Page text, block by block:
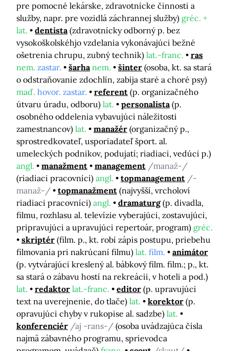
pre pomocné lekárske, zdravotnícke činnosti a
služby, napr. pre vozidlá záchrannej služby) gréc. +
lat.
dentista (zdravotnícky odborný p. bez
vysokoškolskéhjo vzdelania vykonávajúci bežné
ošetrenia chrupu, zubný technik) lat.-franc.
ras
nem. zastar. šarha nem. šinter (osoba, kt. sa stará
o odstraňovanie zdochlín, zabíja staré a choré psy)
maď. hovor. zastar. referent (p. organizačného
útvaru úradu, odboru) lat. personalista (p.
osobného oddelenia vybavujúci náležitosti
zamestnancov) lat. manažér (organizačný p.,
sprostredkovateľ, usporiadateľ šport. al.
umeleckých podnikov, podujatí; riadiaci, vedúci p.)
angl.
manažment management /manaž-/
(riadiaci pracovníci) angl. topmanagement /-
manaž-/
topmanažment (najvyšší, vrcholoví
riadiaci pracovníci) angl. dramaturg (p. divadla,
filmu, rozhlasu al. televízie vyberajúci, zostavujúci,
pripravujúci a upravujúci repertoár, program) gréc.
skriptér (film. p., kt. robí zápis postupu, priebehu
filmovania pri nakrúcaní filmu) lat. film.
animátor
(p. vytvárajúci kreslený al. bábkový film. film.; p., kt.
sa stará o zábavu hostí na rekreácii, v hoteli a pod.)
lat.
redaktor lat.-franc. editor (p. upravujúci
text na uverejnenie, do tlače) lat. korektor (p.
opravujúci chyby v rukopise al. sadzbe) lat.
konferenciér /aj -rans-/ (osoba uvádzajúca čísla
najmä zábavného programu, sprievodca